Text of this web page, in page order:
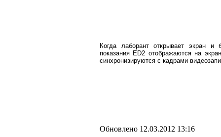
Когда лаборант открывает экран и
показания ED2 отображаются на
синхронизируются с кадрами
Обновлено 12.03.2012 13:16